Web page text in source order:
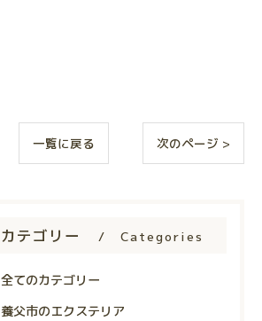
一覧に戻る 次のページ >
カテゴリー Categories
全てのカテゴリー
養父市のエクステリア